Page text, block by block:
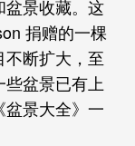
盆景收藏。这
捐赠的一棵
断扩大，至
盆景已有上
景大全》一